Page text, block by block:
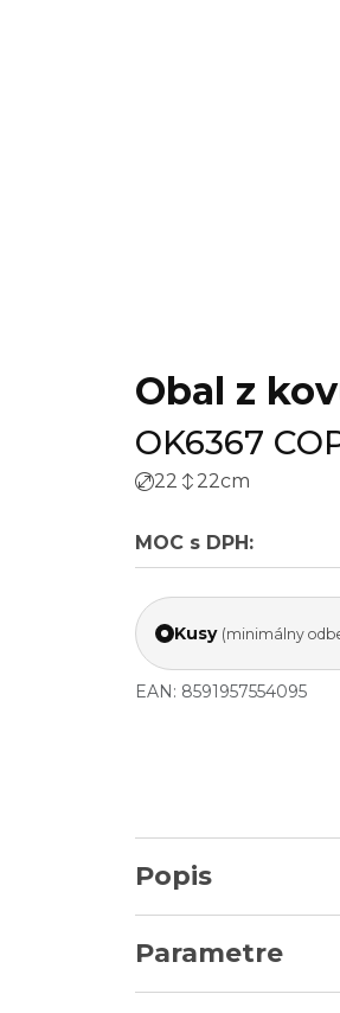
Obal z
OK6367
22 22cm
MOC s DPH:
Kusy (minimálny
EAN: 8591957554095
Popis
Parametre